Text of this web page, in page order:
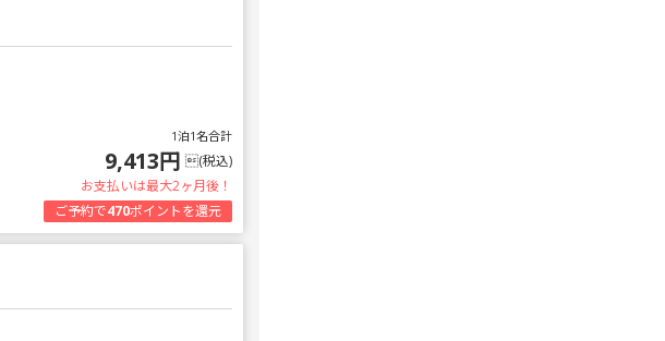
1泊1名合計
9,413円 (税込)
お支払いは最大2ヶ月後！
ご予約で470ポイントを還元